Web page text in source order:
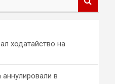
ходатайство на
в